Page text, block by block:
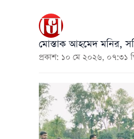
মোস্তাক আহমেদ মনির,
প্রকাশ: ১০ মে ২০২৬, ০৭:৩১